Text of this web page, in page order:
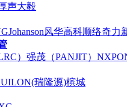
声大毅
Johanson风华高科顺络奇力
） 强茂（PANJIT） NXP
瑞隆源)槟城